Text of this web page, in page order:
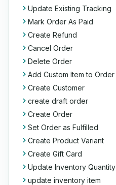
Update Existing Tracking
Mark Order As Paid
Create Refund
Cancel Order
Delete Order
Add Custom Item to Order
Create Customer
create draft order
Create Order
Set Order as Fulfilled
Create Product Variant
Create Gift Card
Update Inventory Quantity
update inventory item